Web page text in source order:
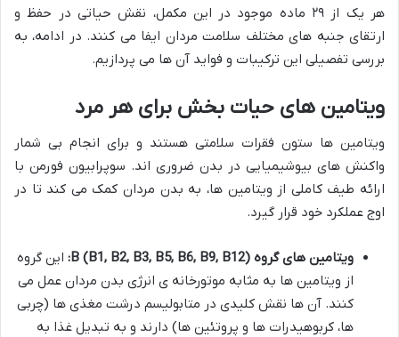
هر یک از ۲۹ ماده موجود در این مکمل، نقش حیاتی در حفظ و
ارتقای جنبه های مختلف سلامت مردان ایفا می کنند. در ادامه، به
بررسی تفصیلی این ترکیبات و فواید آن ها می پردازیم.
ویتامین های حیات بخش برای هر مرد
ویتامین ها ستون فقرات سلامتی هستند و برای انجام بی شمار
واکنش های بیوشیمیایی در بدن ضروری اند. سوپرابیون فورمن با
ارائه طیف کاملی از ویتامین ها، به بدن مردان کمک می کند تا در
اوج عملکرد خود قرار گیرد.
ویتامین های گروه B (B1, B2, B3, B5, B6, B9, B12):
این گروه
از ویتامین ها به مثابه موتورخانه ی انرژی بدن مردان عمل می
کنند. آن ها نقش کلیدی در متابولیسم درشت مغذی ها (چربی
ها، کربوهیدرات ها و پروتئین ها) دارند و به تبدیل غذا به